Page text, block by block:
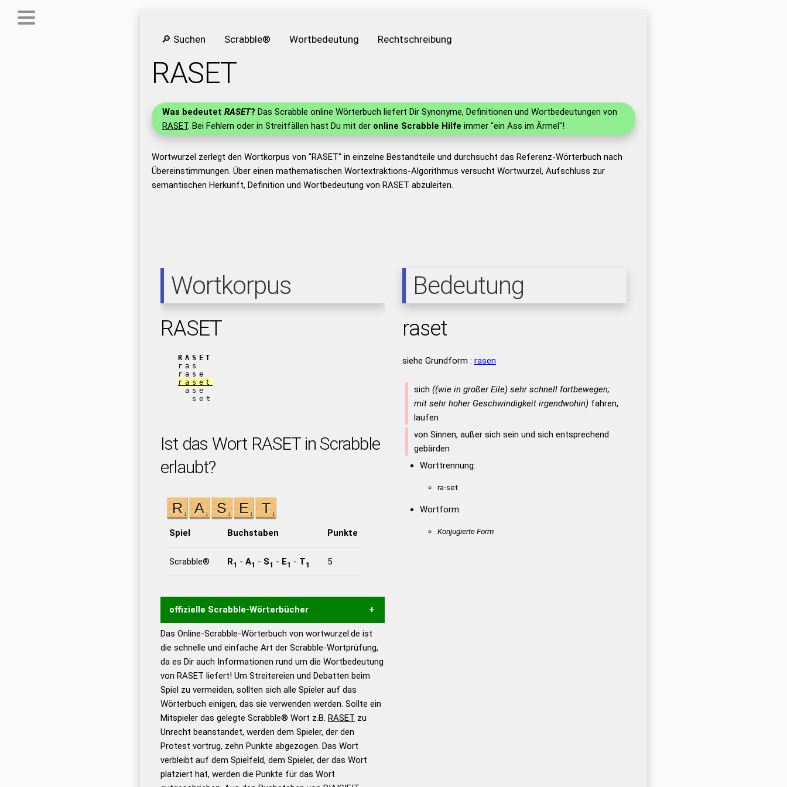
🔎 Suchen Scrabble® Wortbedeutung Rechtschreibung
RASET
Was bedeutet RASET? Das Scrabble online Wörterbuch liefert Dir Synonyme, Definitionen und Wortbedeutungen von
RASET. Bei Fehlern oder in Streitfällen hast Du mit der online Scrabble Hilfe immer "ein Ass im Ärmel"!
Wortwurzel zerlegt den Wortkorpus von "RASET" in einzelne Bestandteile und durchsucht das Referenz-Wörterbuch nach
Übereinstimmungen. Über einen mathematischen Wortextraktions-Algorithmus versucht Wortwurzel, Aufschluss zur
semantischen Herkunft, Definition und Wortbedeutung von RASET abzuleiten.
Wortkorpus
RASET
RASET
ras
rase
raset
ase
set
Ist das Wort RASET in Scrabble
erlaubt?
Spiel Buchstaben Punkte
Scrabble® R1 - A1 - S1 - E1 - T1 5
offizielle Scrabble-Wörterbücher
Wortwurzel liefert mit Hilfe eines semantischen
Wortanalyse-Algorithmus gute Anhaltspunkte zu
Wortbedeutung, Worttrennung und Wortform, um die
Gültigkeit eines Wortes für das Scrabble-Spiel zu
bestimmen! zugelassene Turnier Scrabble-
Wörterbücher sind:
Duden – Standardwerk in 12
Bänden
Duden – Richtiges und gutes
Deutsch
Das Online-Scrabble-Wörterbuch von wortwurzel.de ist
die schnelle und einfache Art der Scrabble-Wortprüfung,
da es Dir auch Informationen rund um die Wortbedeutung
von RASET liefert! Um Streitereien und Debatten beim
Spiel zu vermeiden, sollten sich alle Spieler auf das
Wörterbuch einigen, das sie verwenden werden. Sollte ein
Mitspieler das gelegte Scrabble® Wort z.B. RASET zu
Unrecht beanstandet, werden dem Spieler, der den
Protest vortrug, zehn Punkte abgezogen. Das Wort
verbleibt auf dem Spielfeld, dem Spieler, der das Wort
platziert hat, werden die Punkte für das Wort
Bedeutung
raset
siehe Grundform : rasen
sich ((wie in großer Eile) sehr schnell fortbewegen;
mit sehr hoher Geschwindigkeit irgendwohin) fahren,
laufen
von Sinnen, außer sich sein und sich entsprechend
gebärden
Worttrennung:
ra·set
Wortform:
Konjugierte Form